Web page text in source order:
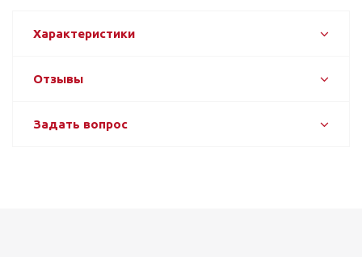
Характеристики
Отзывы
Задать вопрос